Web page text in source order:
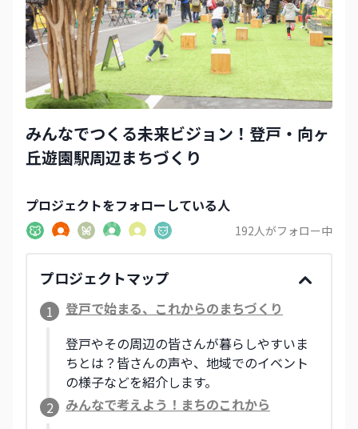
みんなでつくる未来ビジョン！登戸・向ヶ
丘遊園駅周辺まちづくり
プロジェクトをフォローしている人
192人がフォロー中
プロジェクトマップ
1
登戸で始まる、これからのまちづくり
登戸やその周辺の皆さんが暮らしやすいま
ちとは？皆さんの声や、地域でのイベント
の様子などを紹介します。
2
みんなで考えよう！まちのこれから